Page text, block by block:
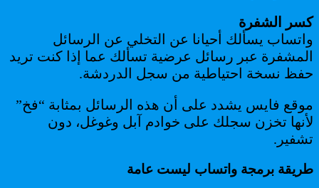
كسر الشفرة
واتساب يسألك أحيانا عن التخلي عن الرسائل
المشفرة عبر رسائل عرضية تسألك عما إذا كنت تريد
حفظ نسخة احتياطية من سجل الدردشة.
موقع فايس يشدد على أن هذه الرسائل بمثابة “فخ”
لأنها تخزن سجلك على خوادم آبل وغوغل، دون
تشفير.
طريقة برمجة واتساب ليست عامة